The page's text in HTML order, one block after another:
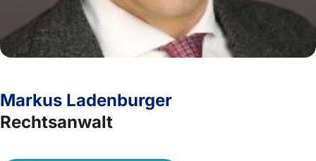
Markus Ladenburger
Rechtsanwalt